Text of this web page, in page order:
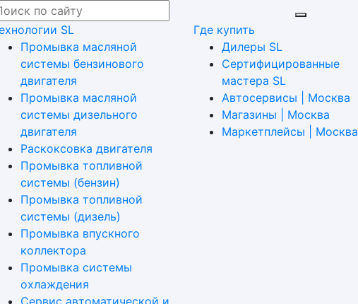
SL
Промывка масляной
системы бензинового
двигателя
Промывка масляной
системы дизельного
двигателя
Раскоксовка двигателя
Промывка топливной
системы (бензин)
Промывка топливной
системы (дизель)
Промывка впускного
коллектора
Промывка системы
охлаждения
Сервис автоматической и
Где купить
Дилеры SL
Сертифицированные
мастера SL
Автосервисы | Москва
Магазины | Москва
Маркетплейсы | Москва